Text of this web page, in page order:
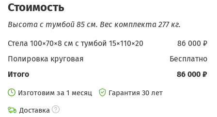
Стоимость
Высота с тумбой 85 см. Вес комплекта 277 кг.
86 000 ₽
Стела 100×70×8 см с тумбой 15×110×20
бесплатно
Полировка круговая
86 000 ₽
Итого
Изготовим за 1 месяц
Гарантия 30 лет
Доставка